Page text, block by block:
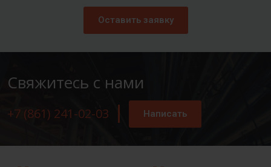
Оставить заявку
Свяжитесь с нами
+7 (861) 241-02-03 Написать